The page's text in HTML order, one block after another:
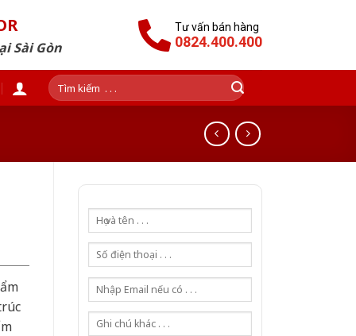
Sài Gòn
Tư vấn bán hàng
0824.400.400
Tìm
kiếm: